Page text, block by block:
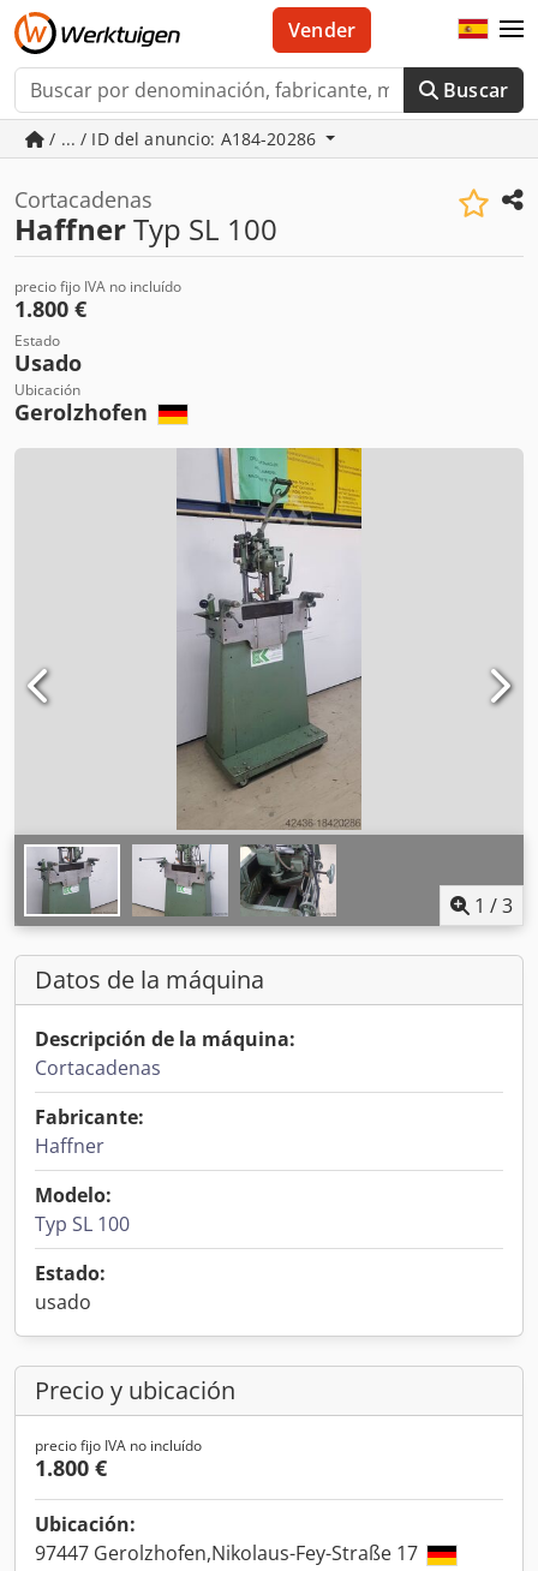
Buscar
Vender
/ ... / ID del anuncio: A184-20286
Cortacadenas
HaffnerTyp SL 100
precio fijo IVA no incluído
1.800 €
Estado
Usado
Ubicación
Gerolzhofen
1 /3
Datos de la máquina
Descripción de la máquina:
Cortacadenas
Fabricante:
Haffner
Modelo:
Typ SL 100
Estado:
usado
Precio y ubicación
precio fijo IVA no incluído
1.800 €
Ubicación:
97447 Gerolzhofen,Nikolaus-Fey-Straße 17